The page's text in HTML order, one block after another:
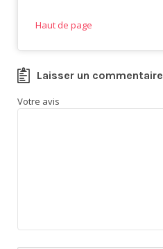
Haut de page
Laisser un commentaire
Votre avis